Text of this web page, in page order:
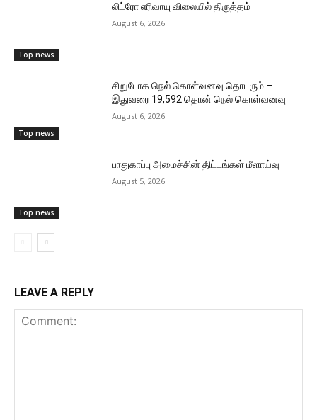
Top news
லிட்ரோ எரிவாயு விலையில் திருத்தம்
August 6, 2026
Top news
சிறுபோக நெல் கொள்வனவு தொடரும் –
இதுவரை 19,592 தொன் நெல் கொள்வனவு
August 6, 2026
Top news
பாதுகாப்பு அமைச்சின் திட்டங்கள் மீளாய்வு
August 5, 2026
LEAVE A REPLY